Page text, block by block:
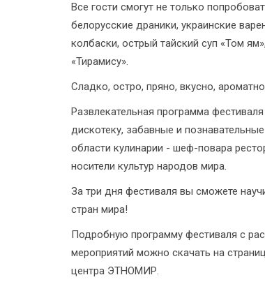
Все гости смогут не только
белорусские драники, украинские
колбаски, острый тайский суп «Том
«Тирамису».
Сладко, остро, пряно, вкусно,
Развлекательная программа
дискотеку, забавные и
области кулинарии - шеф-повара
носители культур народов мира.
За три дня фестиваля вы сможете
стран мира!
Подробную программу фестиваля с
мероприятий можно скачать на
центра ЭТНОМИР.